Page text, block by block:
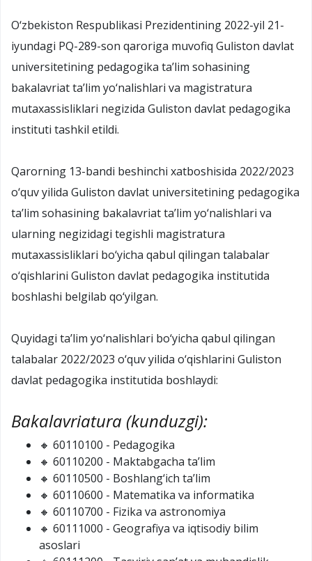
O‘zbekiston Respublikasi Prezidentining 2022-yil 21-
iyundagi PQ-289-son qaroriga muvofiq Guliston davlat
universitetining pedagogika ta’lim sohasining
bakalavriat ta’lim yo‘nalishlari va magistratura
mutaxassisliklari negizida Guliston davlat pedagogika
instituti tashkil etildi.
Qarorning 13-bandi beshinchi xatboshisida 2022/2023
o‘quv yilida Guliston davlat universitetining pedagogika
ta’lim sohasining bakalavriat ta’lim yo‘nalishlari va
ularning negizidagi tegishli magistratura
mutaxassisliklari bo‘yicha qabul qilingan talabalar
o‘qishlarini Guliston davlat pedagogika institutida
boshlashi belgilab qo‘yilgan.
Quyidagi ta’lim yo‘nalishlari bo‘yicha qabul qilingan
talabalar 2022/2023 o‘quv yilida o‘qishlarini Guliston
davlat pedagogika institutida boshlaydi:
Bakalavriatura (kunduzgi):
🔸 60110100 - Pedagogika
🔸 60110200 - Maktabgacha ta’lim
🔸 60110500 - Boshlang‘ich ta’lim
🔸 60110600 - Matematika va informatika
🔸 60110700 - Fizika va astronomiya
🔸 60111000 - Geografiya va iqtisodiy bilim
asoslari